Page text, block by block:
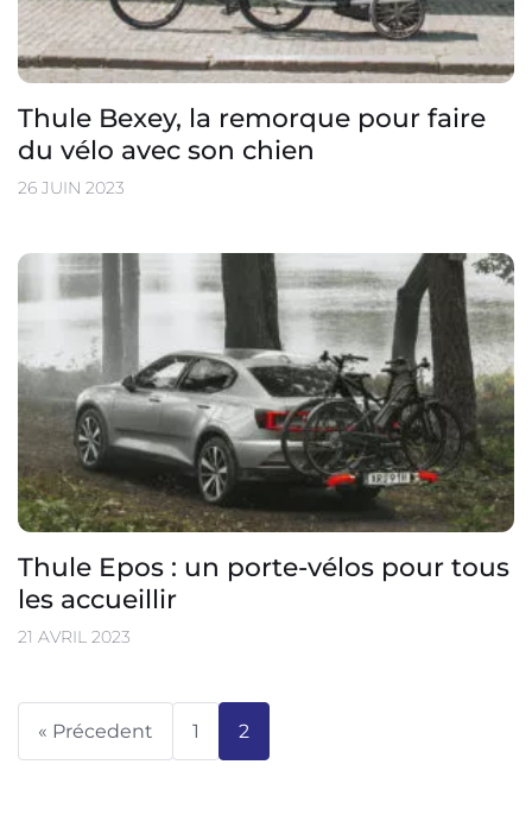
Thule Bexey, la remorque pour faire
du vélo avec son chien
26 JUIN 2023
Thule Epos : un porte-vélos pour tous
les accueillir
21 AVRIL 2023
« Précedent 1 2